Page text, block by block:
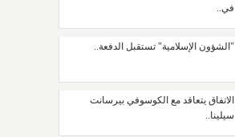
في..
"الشؤون الإسلامية" تستقبل الدفعة..
الاتفاق يتعاقد مع الكوسوفي بيرسانت
سيلينا..